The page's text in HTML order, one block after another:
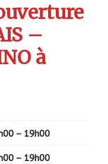
–
à
– 19h00
– 19h00